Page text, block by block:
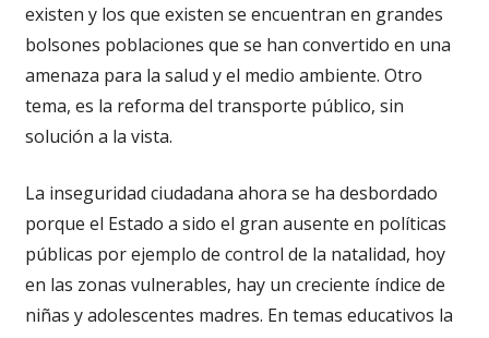
existen y los que existen se encuentran en grandes
bolsones poblaciones que se han convertido en una
amenaza para la salud y el medio ambiente. Otro
tema, es la reforma del transporte público, sin
solución a la vista.
La inseguridad ciudadana ahora se ha desbordado
porque el Estado a sido el gran ausente en políticas
públicas por ejemplo de control de la natalidad, hoy
en las zonas vulnerables, hay un creciente índice de
niñas y adolescentes madres. En temas educativos la